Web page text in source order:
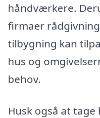
håndværkere.
firmaer
tilbygning kan
hus og
behov.
Husk også at